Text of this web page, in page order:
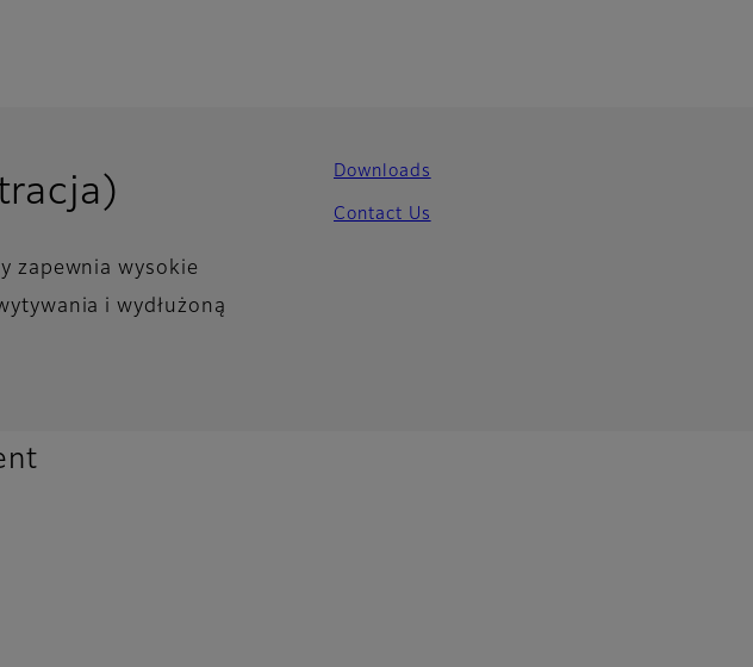
zapewnia wysokie
i wydłużoną
Downloads
Contact Us